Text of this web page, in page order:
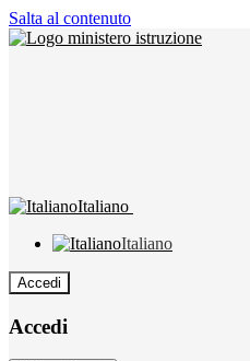
Salta al contenuto
Italiano
Italiano
Accedi
Accedi